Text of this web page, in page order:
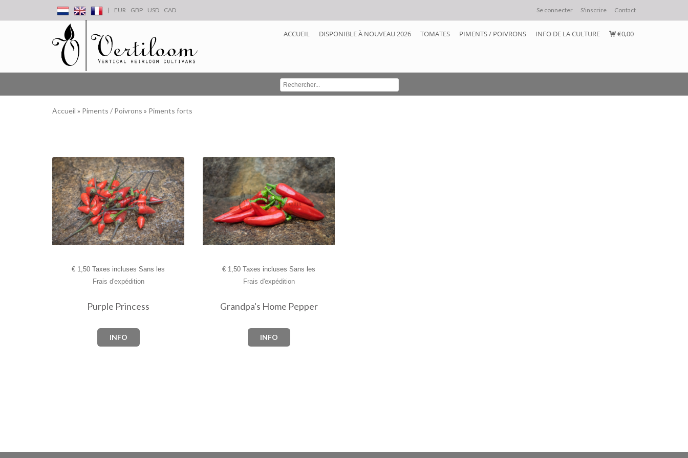
| EUR GBP USD CAD Se connecter S'inscrire Contact
ACCUEIL DISPONIBLE À NOUVEAU 2026 TOMATES PIMENTS / POIVRONS INFO DE LA CULTURE €0,00
Accueil » Piments / Poivrons » Piments forts
€ 1,50 Taxes incluses Sans les
Frais d'expédition
Purple Princess
INFO
€ 1,50 Taxes incluses Sans les
Frais d'expédition
Grandpa's Home Pepper
INFO